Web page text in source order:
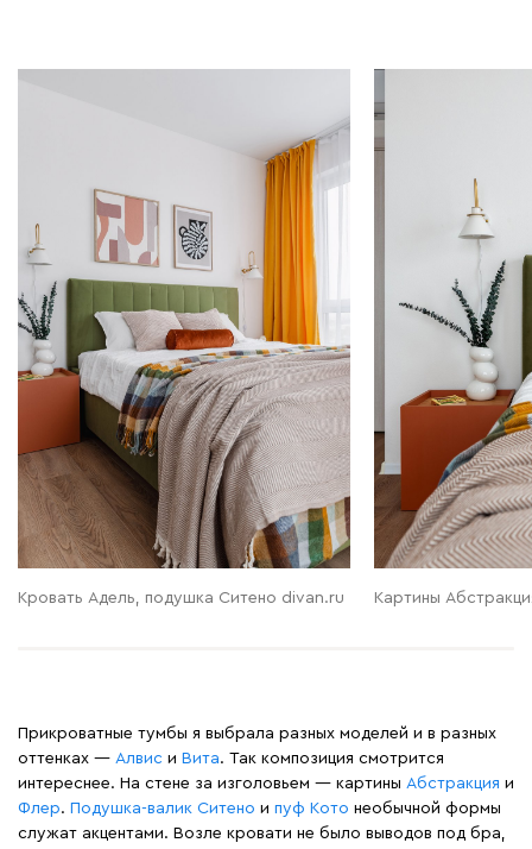
Кровать Адель, подушка Ситено divan.ru Картины
Прикроватные тумбы я выбрала разных моделей и в разных
оттенках — Алвис и Вита. Так композиция смотрится
интереснее. На стене за изголовьем — картины Абстракция и
Флер. Подушка-валик Ситено и пуф Кото необычной формы
служат акцентами. Возле кровати не было выводов под бра,